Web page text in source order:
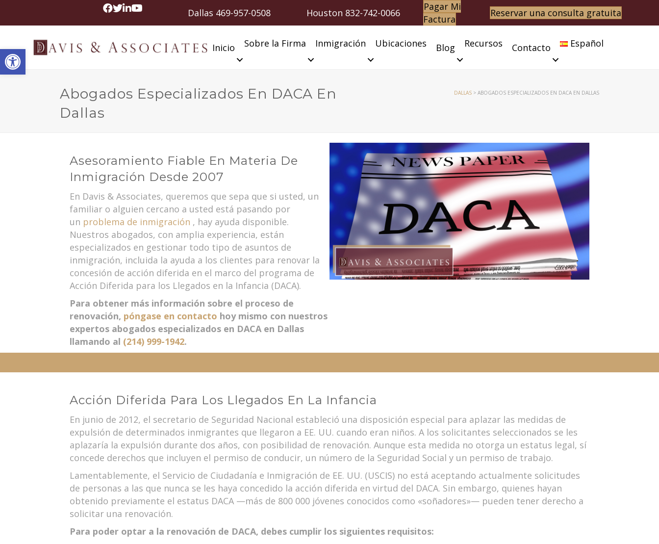
Abrir barra de herramientas
Dallas 469-957-0508 Houston 832-742-0066
Pagar Mi
Factura
Reservar una consulta gratuita
Inicio Sobre la Firma Inmigración Ubicaciones Blog Recursos Contacto Español
Abogados Especializados En DACA En
Dallas
DALLAS> ABOGADOS ESPECIALIZADOS EN DACA EN DALLAS
Asesoramiento Fiable En Materia De
Inmigración Desde 2007
En Davis & Associates, queremos que sepa que si usted, un
familiar o alguien cercano a usted está pasando por
un problema de inmigración , hay ayuda disponible.
Nuestros abogados, con amplia experiencia, están
especializados en gestionar todo tipo de asuntos de
inmigración, incluida la ayuda a los clientes para renovar la
concesión de acción diferida en el marco del programa de
Acción Diferida para los Llegados en la Infancia (DACA).
Para obtener más información sobre el proceso de
renovación, póngase en contacto hoy mismo con nuestros
expertos abogados especializados en DACA en Dallas
llamando al (214) 999-1942.
Acción Diferida Para Los Llegados En La Infancia
En junio de 2012, el secretario de Seguridad Nacional estableció una disposición especial para aplazar las medidas de
expulsión de determinados inmigrantes que llegaron a EE. UU. cuando eran niños. A los solicitantes seleccionados se les
aplazaría la expulsión durante dos años, con posibilidad de renovación. Aunque esta medida no otorga un estatus legal, sí
concede derechos que incluyen el permiso de conducir, un número de la Seguridad Social y un permiso de trabajo.
Lamentablemente, el Servicio de Ciudadanía e Inmigración de EE. UU. (USCIS) no está aceptando actualmente solicitudes
de personas a las que nunca se les haya concedido la acción diferida en virtud del DACA. Sin embargo, quienes hayan
obtenido previamente el estatus DACA —más de 800 000 jóvenes conocidos como «soñadores»— pueden tener derecho a
solicitar una renovación.
Para poder optar a la renovación de DACA, debes cumplir los siguientes requisitos: